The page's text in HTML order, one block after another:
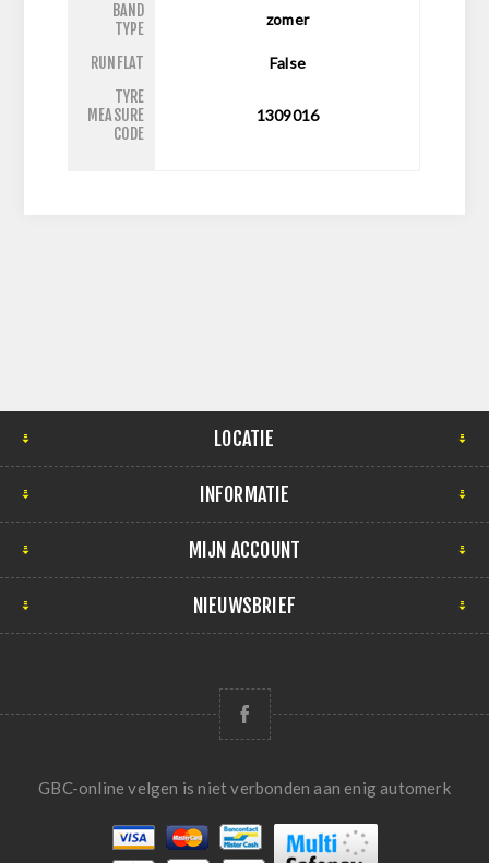
BAND
TYPE
zomer
RUNFLAT
False
TYRE
MEASURE
CODE
1309016
LOCATIE
INFORMATIE
MIJN ACCOUNT
NIEUWSBRIEF
GBC-online velgen is niet verbonden aan enig automerk